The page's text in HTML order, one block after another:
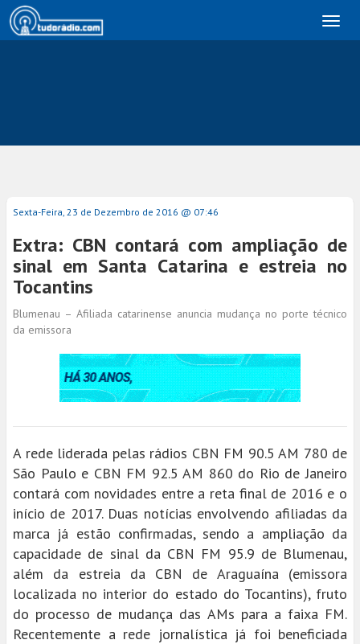
Sexta-Feira, 23 de Dezembro de 2016 @ 07:46
Extra: CBN contará com ampliação de
sinal em Santa Catarina e estreia no
Tocantins
Blumenau – Afiliada catarinense anuncia mudança no porte técnico
da emissora
A rede liderada pelas rádios CBN FM 90.5 AM 780 de
São Paulo e CBN FM 92.5 AM 860 do Rio de Janeiro
contará com novidades entre a reta final de 2016 e o
início de 2017. Duas notícias envolvendo afiliadas da
marca já estão confirmadas, sendo a ampliação da
capacidade de sinal da CBN FM 95.9 de Blumenau,
além da estreia da CBN de Araguaína (emissora
localizada no interior do estado do Tocantins), fruto
do processo de mudança das AMs para a faixa FM.
Recentemente a rede jornalística já foi beneficiada